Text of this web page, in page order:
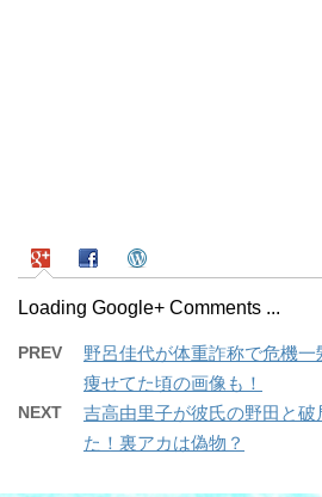
Loading Google+ Comments ...
PREV
野呂佳代が体重詐称で危機一
痩せてた頃の画像も！
NEXT
吉高由里子が彼氏の野田と
た！裏アカは偽物？